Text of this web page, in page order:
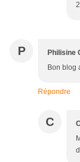
P Philisine
Bon blog
Répondre
C